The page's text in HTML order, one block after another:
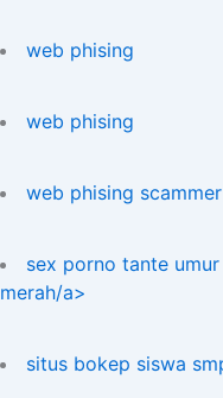
web phising
web phising
web phising scammer
sex porno tante
merah/a>
situs bokep siswa